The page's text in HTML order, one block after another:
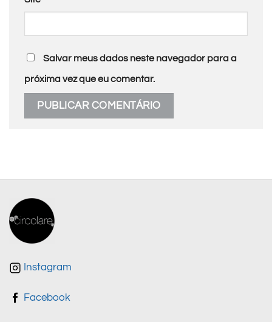
Salvar meus dados neste navegador para a
próxima vez que eu comentar.
Instagram
Facebook